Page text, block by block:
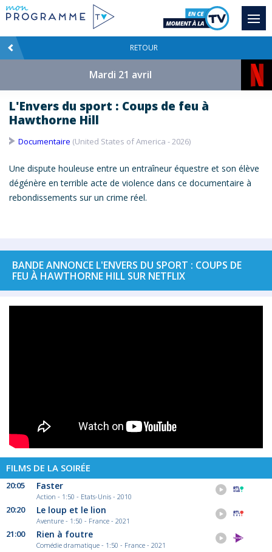
RETOUR
Mardi 21 avril
L'Envers du sport : Coups de feu à
Hawthorne Hill
Documentaire (United States of America - 2026)
Une dispute houleuse entre un entraîneur équestre et son élève
dégénère en terrible acte de violence dans ce documentaire à
rebondissements sur un crime réel.
BANDE ANNONCE L'ENVERS DU SPORT : COUPS DE
FEU À HAWTHORNE HILL SUR NETFLIX
FILMS DE LA SOIRÉE
20:05 Faster
Action - 1:50 - Etats-Unis - 2010
20:20 Le loup et le lion
Aventure - 1:50 - France - 2021
21:00 Rien à foutre
Comédie dramatique - 1:50 - France - 2021